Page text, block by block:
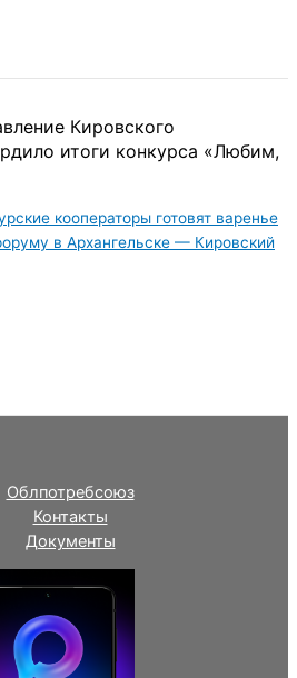
Кировского
итоги конкурса «Любим,
кооператоры готовят варенье
в Архангельске — Кировский
Облпотребсоюз
Контакты
Документы